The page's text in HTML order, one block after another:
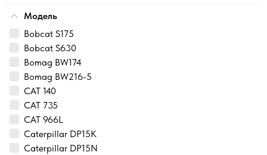
Модель
Bobcat S175
Bobcat S630
Bomag BW174
Bomag BW216-5
CAT 140
CAT 735
CAT 966L
Caterpillar DP15K
Caterpillar DP15N